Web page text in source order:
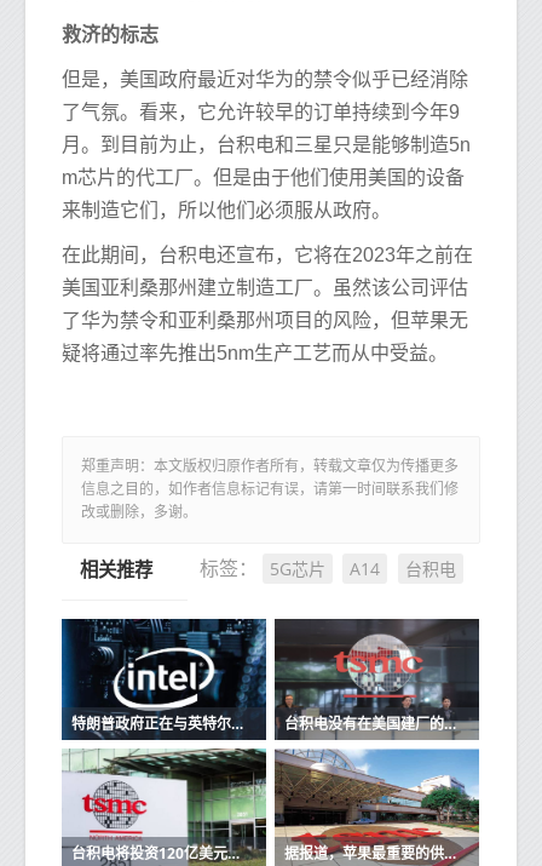
救济的标志
但是，美国政府最近对华为的禁令似乎已经消除
了气氛。看来，它允许较早的订单持续到今年9
月。到目前为止，台积电和三星只是能够制造5n
m芯片的代工厂。但是由于他们使用美国的设备
来制造它们，所以他们必须服从政府。
在此期间，台积电还宣布，它将在2023年之前在
美国亚利桑那州建立制造工厂。虽然该公司评估
了华为禁令和亚利桑那州项目的风险，但苹果无
疑将通过率先推出5nm生产工艺而从中受益。
郑重声明：本文版权归原作者所有，转载文章仅为传播更多
信息之目的，如作者信息标记有误，请第一时间联系我们修
改或删除，多谢。
标签： 5G芯片 A14 台积电
相关推荐
特朗普政府正在与英特尔和台积电在美国建立工厂的谈判中 台积电没有在美国建厂的具体计划
台积电将投资120亿美元在美国建立5NM芯片工厂 据报道，苹果最重要的供应商之一即将来到美国